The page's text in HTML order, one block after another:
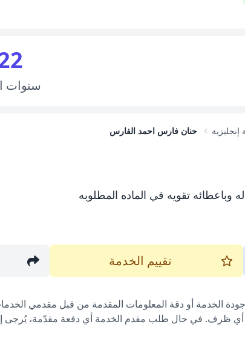
سنوات
إنجليزية حنان فارس احمد الفارس
تقويه في الماده المطلوبه
تقييم الخدمة
الخدمة أو دقة المعلومات المقدمة من قبل مقدمي
أي ظرف. في حال طلب مقدم الخدمة أي دفعة مقدّمة، يُرجى